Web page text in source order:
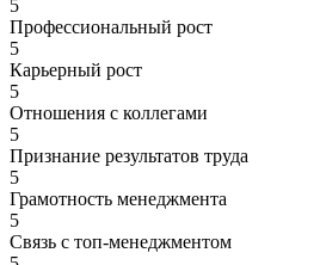
5
Профессиональный рост
5
Карьерный рост
5
Отношения с коллегами
5
Признание результатов труда
5
Грамотность менеджмента
5
Связь с топ-менеджментом